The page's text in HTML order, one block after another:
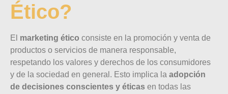
Ético?
El marketing ético consiste en la promoción y venta de
productos o servicios de manera responsable,
respetando los valores y derechos de los consumidores
y de la sociedad en general. Esto implica la adopción
de decisiones conscientes y éticas en todas las